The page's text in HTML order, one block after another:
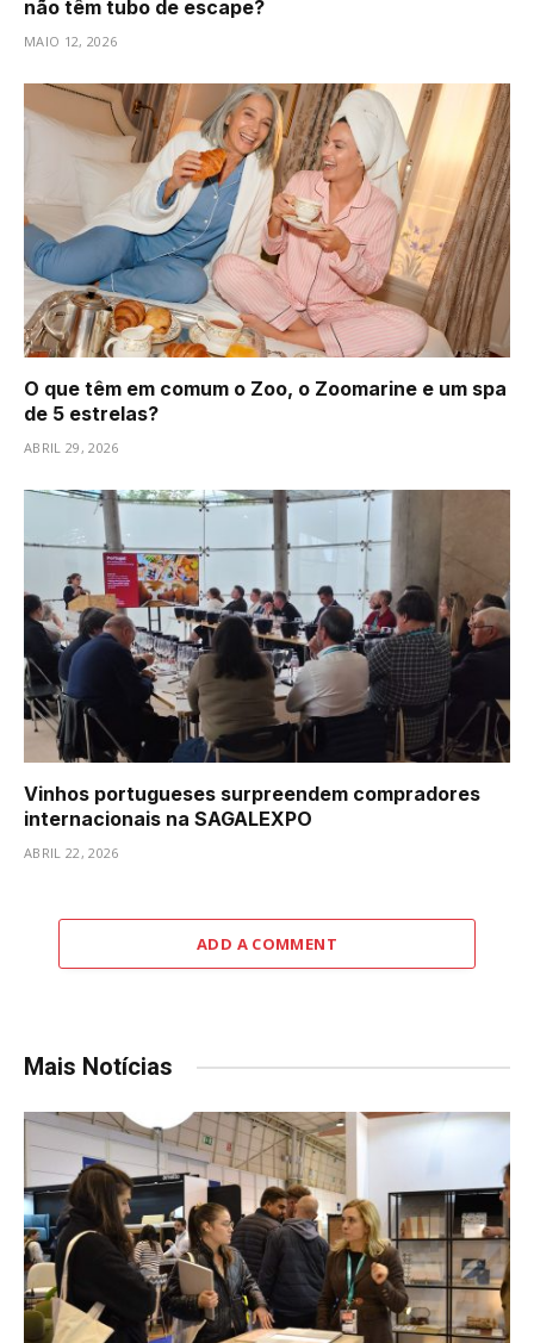
não têm tubo de escape?
MAIO 12, 2026
O que têm em comum o Zoo, o Zoomarine e um spa
de 5 estrelas?
ABRIL 29, 2026
Vinhos portugueses surpreendem compradores
internacionais na SAGALEXPO
ABRIL 22, 2026
ADD A COMMENT
Mais Notícias